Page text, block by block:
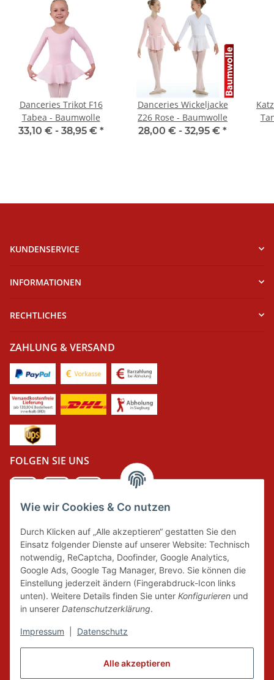
Alle akzeptieren
Wie wir Cookies & Co nutzen
Durch Klicken auf „Alle akzeptieren“ gestatten Sie den
Einsatz folgender Dienste auf unserer Website: Technisch
notwendig, ReCaptcha, Doofinder, Google Analytics,
Google Ads, Google Tag Manager, Brevo. Sie können die
Einstellung jederzeit ändern (Fingerabdruck-Icon links
unten). Weitere Details finden Sie unter Konfigurieren und
in unserer Datenschutzerklärung.
Impressum Datenschutz
Danceries Trikot F16
Tabea - Baumwolle
33,10 € - 38,95 € *
Danceries Wickeljacke
Z26 Rose - Baumwolle
28,00 € - 32,95 € *
KUNDENSERVICE
INFORMATIONEN
RECHTLICHES
ZAHLUNG & VERSAND
FOLGEN SIE UNS
Wir tragen Verantwortung und erfüllen unsere
Pflichten zur Systembeteiligung nach dem
Verpackungsgesetz.
FAIRCOMMERCE
Wir sind seit 04.12.2015 Mitglied der Initiative